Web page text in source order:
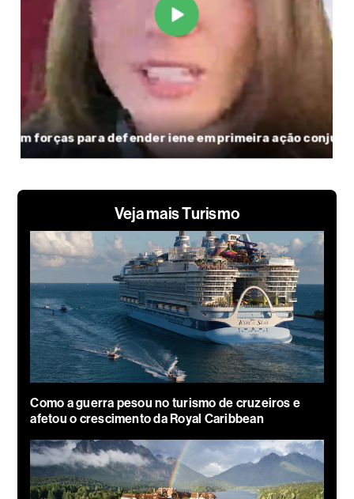
Veja mais Turismo
Como a guerra pesou no turismo de cruzeiros e
afetou o crescimento da Royal Caribbean